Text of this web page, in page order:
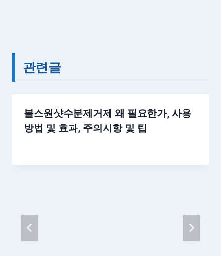
관련글
불스원샷수분제거제 왜 필요한가, 사용
방법 및 효과, 주의사항 및 팁